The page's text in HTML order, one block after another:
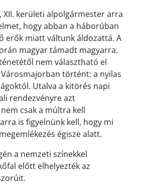
XII. kerületi alpolgármester arra
hogy abban a háborúban
erők miatt váltunk áldozattá. A
magyar támadt magyarra.
nem választható el
történt: a nyilas
Utalva a kitörés napi
rendezvényre azt
csak a múltra kell
is figyelnünk kell, hogy mi
égisze alatt.
a nemzeti színekkel
előtt elhelyezték az